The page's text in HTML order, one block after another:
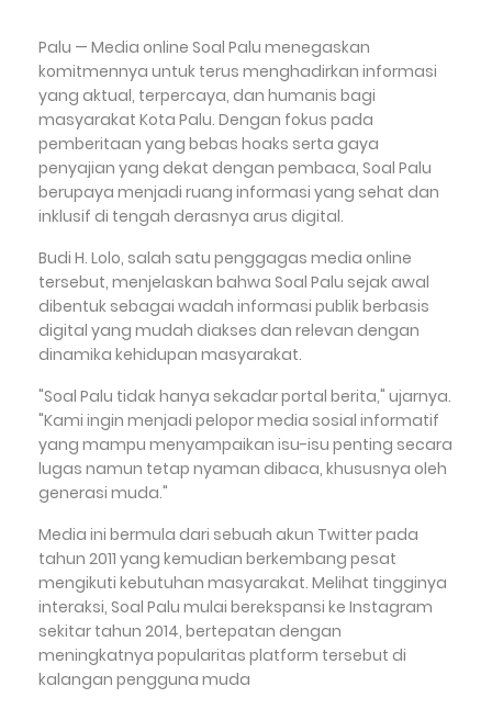
Palu — Media online Soal Palu menegaskan
komitmennya untuk terus menghadirkan informasi
yang aktual, terpercaya, dan humanis bagi
masyarakat Kota Palu. Dengan fokus pada
pemberitaan yang bebas hoaks serta gaya
penyajian yang dekat dengan pembaca, Soal Palu
berupaya menjadi ruang informasi yang sehat dan
inklusif di tengah derasnya arus digital.
Budi H. Lolo, salah satu penggagas media online
tersebut, menjelaskan bahwa Soal Palu sejak awal
dibentuk sebagai wadah informasi publik berbasis
digital yang mudah diakses dan relevan dengan
dinamika kehidupan masyarakat.
"Soal Palu tidak hanya sekadar portal berita," ujarnya.
"Kami ingin menjadi pelopor media sosial informatif
yang mampu menyampaikan isu-isu penting secara
lugas namun tetap nyaman dibaca, khususnya oleh
generasi muda."
Media ini bermula dari sebuah akun Twitter pada
tahun 2011 yang kemudian berkembang pesat
mengikuti kebutuhan masyarakat. Melihat tingginya
interaksi, Soal Palu mulai berekspansi ke Instagram
sekitar tahun 2014, bertepatan dengan
meningkatnya popularitas platform tersebut di
kalangan pengguna muda